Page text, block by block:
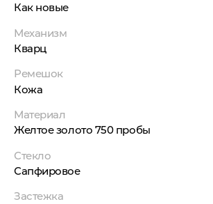
Как новые
Механизм
Кварц
Ремешок
Кожа
Материал
Желтое золото 750 пробы
Стекло
Сапфировое
Застежка